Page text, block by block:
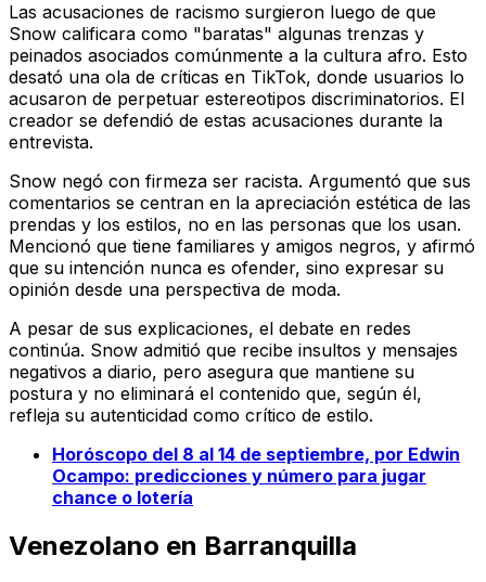
Las acusaciones de racismo surgieron luego de que
Snow calificara como "baratas" algunas trenzas y
peinados asociados comúnmente a la cultura afro. Esto
desató una ola de críticas en TikTok, donde usuarios lo
acusaron de perpetuar estereotipos discriminatorios. El
creador se defendió de estas acusaciones durante la
entrevista.
Snow negó con firmeza ser racista. Argumentó que sus
comentarios se centran en la apreciación estética de las
prendas y los estilos, no en las personas que los usan.
Mencionó que tiene familiares y amigos negros, y afirmó
que su intención nunca es ofender, sino expresar su
opinión desde una perspectiva de moda.
A pesar de sus explicaciones, el debate en redes
continúa. Snow admitió que recibe insultos y mensajes
negativos a diario, pero asegura que mantiene su
postura y no eliminará el contenido que, según él,
refleja su autenticidad como crítico de estilo.
Horóscopo del 8 al 14 de septiembre, por Edwin
Ocampo: predicciones y número para jugar
chance o lotería
Venezolano en Barranquilla